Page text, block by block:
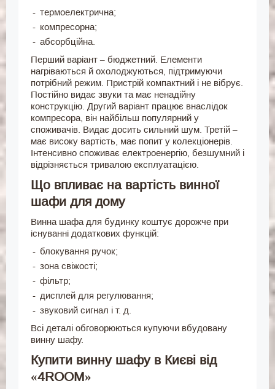
термоелектрична;
компресорна;
абсорбційна.
Перший варіант – бюджетний. Елементи
нагріваються й охолоджуються, підтримуючи
потрібний режим. Пристрій компактний і не вібрує.
Постійно видає звуки та має ненадійну
конструкцію. Другий варіант працює внаслідок
компресора, він найбільш популярний у
споживачів. Видає досить сильний шум. Третій –
має високу вартість, має попит у колекціонерів.
Інтенсивно споживає електроенергію, безшумний і
відрізняється тривалою експлуатацією.
Що впливає на вартість винної
шафи для дому
Винна шафа для будинку коштує дорожче при
існуванні додаткових функцій:
блокування ручок;
зона свіжості;
фільтр;
дисплей для регулювання;
звуковий сигнал і т. д.
Всі деталі обговорюються купуючи вбудовану
винну шафу.
Купити винну шафу в Києві від
«4ROOM»